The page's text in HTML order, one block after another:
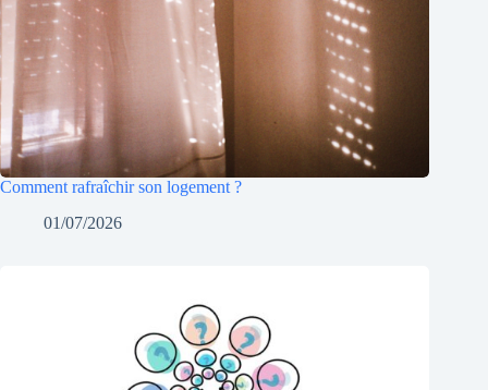
Comment rafraîchir son logement ?
01/07/2026